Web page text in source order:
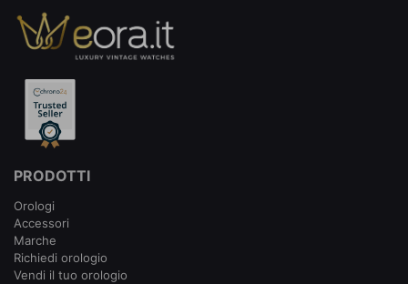
PRODOTTI
Orologi
Accessori
Marche
Richiedi orologio
Vendi il tuo orologio